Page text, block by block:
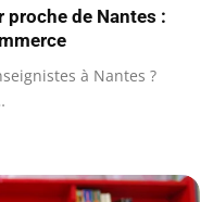
de Nantes :
à Nantes ?